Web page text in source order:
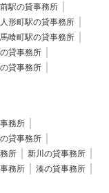
駅の貸事務所
人形町駅の貸事務所
馬喰町駅の貸事務所
貸事務所
貸事務所
務所
貸事務所
所
新川の貸事務所
務所
湊の貸事務所